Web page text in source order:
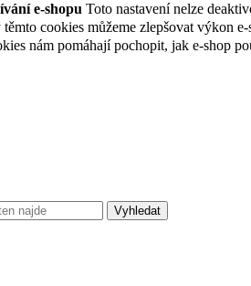
e-shopu Toto nastavení nelze
cookies můžeme zlepšovat výkon
nám pomáhají pochopit, jak e-shop
Vyhledat